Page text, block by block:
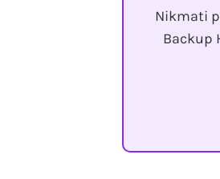
Nikmati
Backup